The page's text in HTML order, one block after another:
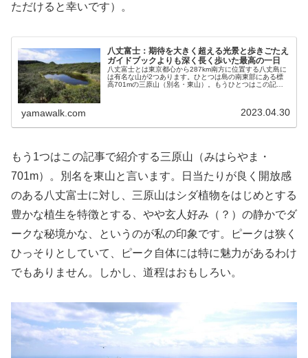
ただけると幸いです）。
八丈富士：期待を大きく超える光景と歩きごたえ
ガイドブックよりも深く長く歩いた最高の一日
八丈富士とは東京都心から287km南方に位置する八丈島に
は有名な山が2つあります。ひとつは島の南東部にある標
高701mの三原山（別名・東山）。もうひとつはこの記事
yamawalk.com 2023.04.30
もう1つはこの記事で紹介する三原山（みはらやま・
701m）。別名を東山と言います。日当たりが良く開放感
のある八丈富士に対し、三原山はシダ植物をはじめとする
豊かな植生を特徴とする、やや玄人好み（？）の静かでダ
ークな秘境かな、というのが私の印象です。ピークは狭く
ひっそりとしていて、ピーク自体には特に魅力があるわけ
でもありません。しかし、道程はおもしろい。